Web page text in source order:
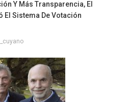
Y Más Transparencia, El
El Sistema De Votación